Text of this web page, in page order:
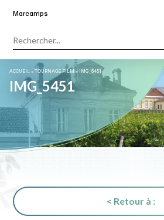
ACCUEIL »TOURNAGE FILM» IMG_5451
IMG_5451
< Retour à :